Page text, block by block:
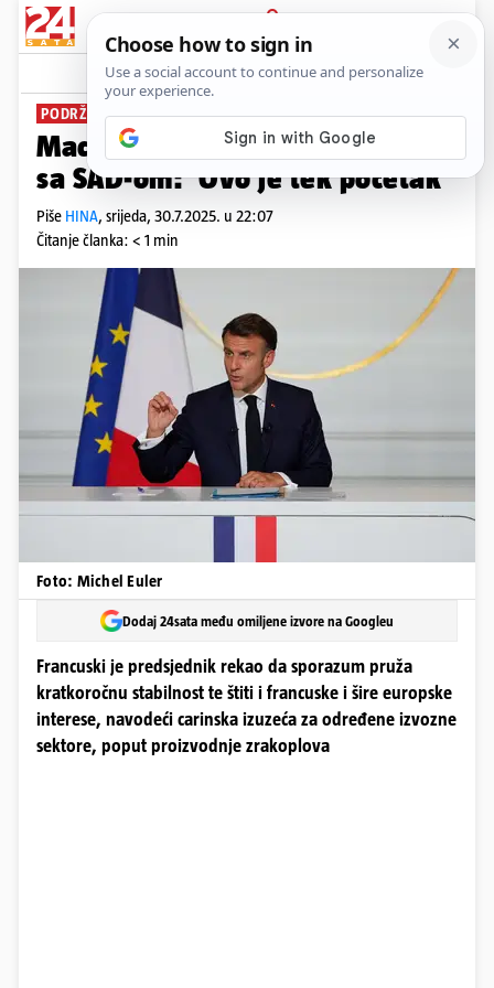
PRIJAVA
News Komentari
PODRŽAO SPORAZUM
Macron o carinskom sporazumu
sa SAD-om: 'Ovo je tek početak'
Piše HINA, srijeda, 30.7.2025. u 22:07
Čitanje članka: < 1 min
Foto: Michel Euler
Dodaj 24sata među omiljene izvore na Googleu
Francuski je predsjednik rekao da sporazum pruža
kratkoročnu stabilnost te štiti i francuske i šire europske
interese, navodeći carinska izuzeća za određene izvozne
sektore, poput proizvodnje zrakoplova